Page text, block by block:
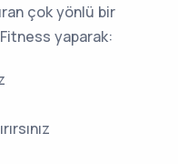
çok yönlü bir
yaparak: